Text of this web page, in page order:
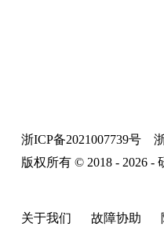
浙ICP备2021007739号
版权所有 © 2018 - 2026 -
关于我们 故障协助